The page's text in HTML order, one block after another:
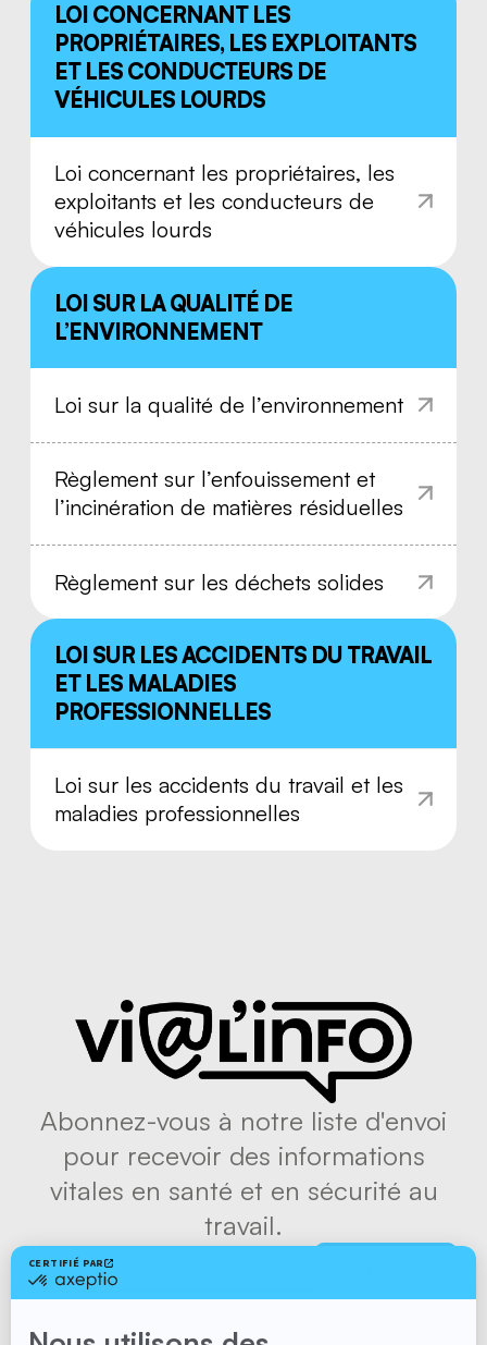
Règlement sur la santé et la sécurité
du travail
prévention
sectorielles paritaires de santé et de
sécurité du travail
et de sécurité du travail
Règlement sur les établissements
industriels et commerciaux
Règlement sur les normes minimales
de premiers secours et de premiers
soins
Règlement sur les produits
dangereux
Règlement sur la prévention du
LOI CONCERNANT LES
PROPRIÉTAIRES, LES EXPLOITANTS
ET LES CONDUCTEURS DE
VÉHICULES LOURDS
Loi concernant les propriétaires, les
exploitants et les conducteurs de
véhicules lourds
LOI SUR LA QUALITÉ DE
L’ENVIRONNEMENT
Loi sur la qualité de l’environnement
Règlement sur l’enfouissement et
l’incinération de matières résiduelles
Règlement sur les déchets solides
LOI SUR LES ACCIDENTS DU TRAVAIL
ET LES MALADIES
PROFESSIONNELLES
Loi sur les accidents du travail et les
maladies professionnelles
Abonnez-vous à notre liste d'envoi
pour recevoir des informations
vitales en santé et en sécurité au
travail.